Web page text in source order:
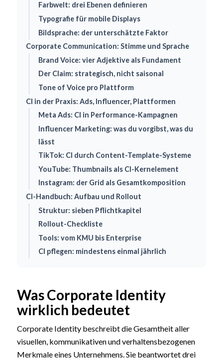
Farbwelt: drei Ebenen definieren
Typografie für mobile Displays
Bildsprache: der unterschätzte Faktor
Corporate Communication: Stimme und Sprache
Brand Voice: vier Adjektive als Fundament
Der Claim: strategisch, nicht saisonal
Tone of Voice pro Plattform
CI in der Praxis: Ads, Influencer, Plattformen
Meta Ads: CI in Performance-Kampagnen
Influencer Marketing: was du vorgibst, was du
lässt
TikTok: CI durch Content-Template-Systeme
YouTube: Thumbnails als CI-Kernelement
Instagram: der Grid als Gesamtkomposition
CI-Handbuch: Aufbau und Rollout
Struktur: sieben Pflichtkapitel
Rollout-Checkliste
Tools: vom KMU bis Enterprise
CI pflegen: mindestens einmal jährlich
Was Corporate Identity
wirklich bedeutet
Corporate Identity beschreibt die Gesamtheit aller
visuellen, kommunikativen und verhaltensbezogenen
Merkmale eines Unternehmens. Sie beantwortet drei